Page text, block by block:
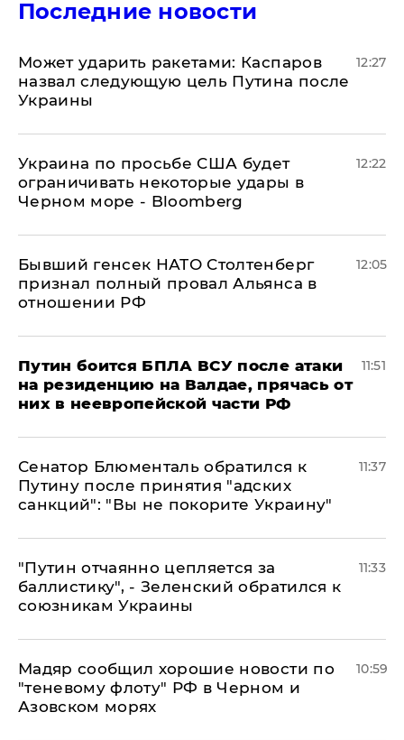
Последние новости
Может ударить ракетами: Каспаров
назвал следующую цель Путина после
Украины
12:27
Украина по просьбе США будет
ограничивать некоторые удары в
Черном море - Bloomberg
12:22
Бывший генсек НАТО Столтенберг
признал полный провал Альянса в
отношении РФ
12:05
Путин боится БПЛА ВСУ после атаки
на резиденцию на Валдае, прячась от
них в неевропейской части РФ
11:51
Сенатор Блюменталь обратился к
Путину после принятия "адских
санкций": "Вы не покорите Украину"
11:37
"Путин отчаянно цепляется за
баллистику", - Зеленский обратился к
союзникам Украины
11:33
Мадяр сообщил хорошие новости по
"теневому флоту" РФ в Черном и
Азовском морях
10:59